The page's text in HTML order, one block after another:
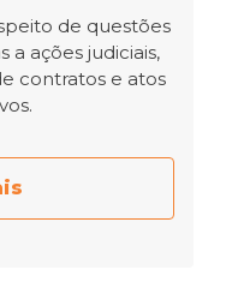
de questões
a ações judiciais,
contratos e atos